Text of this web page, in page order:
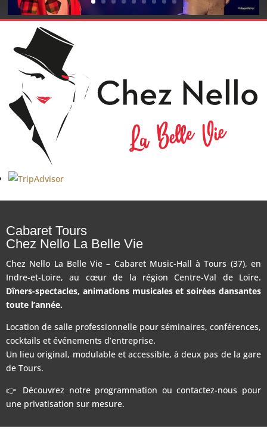
Cabaret Tours
Chez Nello La Belle Vie
Chez Nello La Belle Vie – Cabaret Music-Hall à Tours (37), en
Indre-et-Loire, au cœur de la région Centre-Val de Loire.
Dîners-spectacles, animations musicales et soirées dansantes
toute l’année.
Location de salle professionnelle pour séminaires, conférences,
cocktails et événements d’entreprise.
Un lieu original, modulable et accessible, à deux pas de la gare
de Tours.
👉 Découvrez notre programmation ou contactez-nous pour
une privatisation sur mesure.